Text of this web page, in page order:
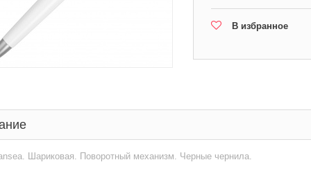
В избранное
Шариковая. Поворотный механизм. Черные чернила.